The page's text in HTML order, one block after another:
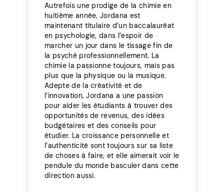
Autrefois une prodige de la chimie en
huitième année, Jordana est
maintenant titulaire d’un baccalauréat
en psychologie, dans l’espoir de
marcher un jour dans le tissage fin de
la psyché professionnellement. La
chimie la passionne toujours, mais pas
plus que la physique ou la musique.
Adepte de la créativité et de
l’innovation, Jordana a une passion
pour aider les étudiants à trouver des
opportunités de revenus, des idées
budgétaires et des conseils pour
étudier. La croissance personnelle et
l’authenticité sont toujours sur sa liste
de choses à faire, et elle aimerait voir le
pendule du monde basculer dans cette
direction aussi.